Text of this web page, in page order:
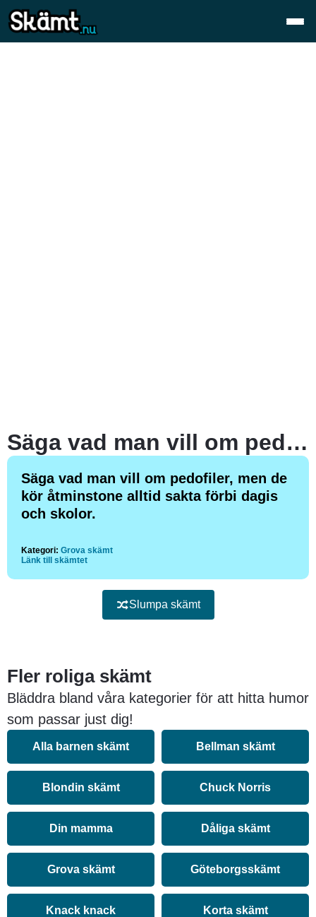
Säga vad man vill om pedofiler, men de kör åtminstone alltid sakta förbi dagis och skolor.
Säga vad man vill om pedofiler, men de
kör åtminstone alltid sakta förbi dagis
och skolor.
Kategori: Grova skämt
Länk till skämtet
Slumpa skämt
Fler roliga skämt
Bläddra bland våra kategorier för att hitta humor
som passar just dig!
Alla barnen skämt Bellman skämt
Blondin skämt Chuck Norris
Din mamma Dåliga skämt
Grova skämt Göteborgsskämt
Knack knack Korta skämt